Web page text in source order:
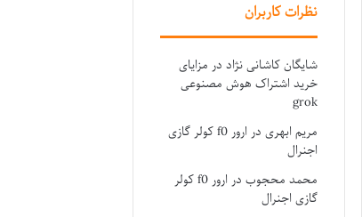
نظرات کاربران
شایگان کاشانی نژاددر مزایای
خرید اشتراک هوش مصنوعی
grok
مریم ابهریدر
ارور f0 کولر گازی
اجنرال
محمد محجوبدر
ارور f0 کولر
گازی اجنرال